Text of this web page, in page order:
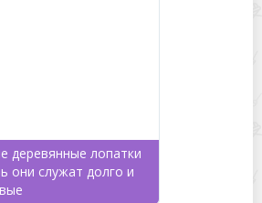
деревянные лопатки
они служат долго и